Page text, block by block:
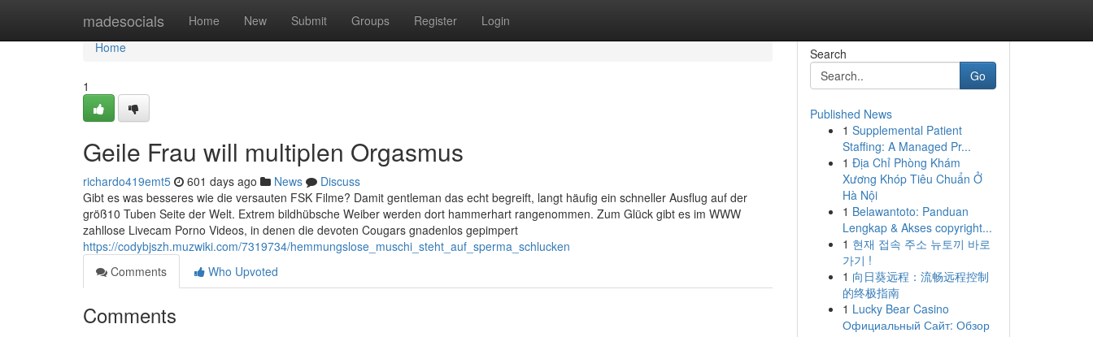
madesocials Home New Submit Groups Register Login
Home
Home
1
Geile Frau will multiplen Orgasmus
richardo419emt5 601 days ago News
Discuss
Gibt es was besseres wie die versauten FSK Filme? Damit gentleman das echt begreift, langt häufig ein schneller Ausflug auf der
größ10 Tuben Seite der Welt. Extrem bildhübsche Weiber werden dort hammerhart rangenommen. Zum Glück gibt es im WWW
zahllose Livecam Porno Videos, in denen die devoten Cougars gnadenlos gepimpert
https://codybjszh.muzwiki.com/7319734/hemmungslose_muschi_steht_auf_sperma_schlucken
Comments
Who Upvoted
Comments
Search
Go
Published News
1 Supplemental Patient
Staffing: A Managed Pr...
1 Địa Chỉ Phòng Khám
Xương Khóp Tiêu Chuẩn Ở
Hà Nội
1 Belawantoto: Panduan
Lengkap & Akses copyright...
1 현재 접속 주소 뉴토끼 바로
가기 !
1 向日葵远程：流畅远程控制
的终极指南
1 Lucky Bear Casino
Официальный Сайт: Обзор